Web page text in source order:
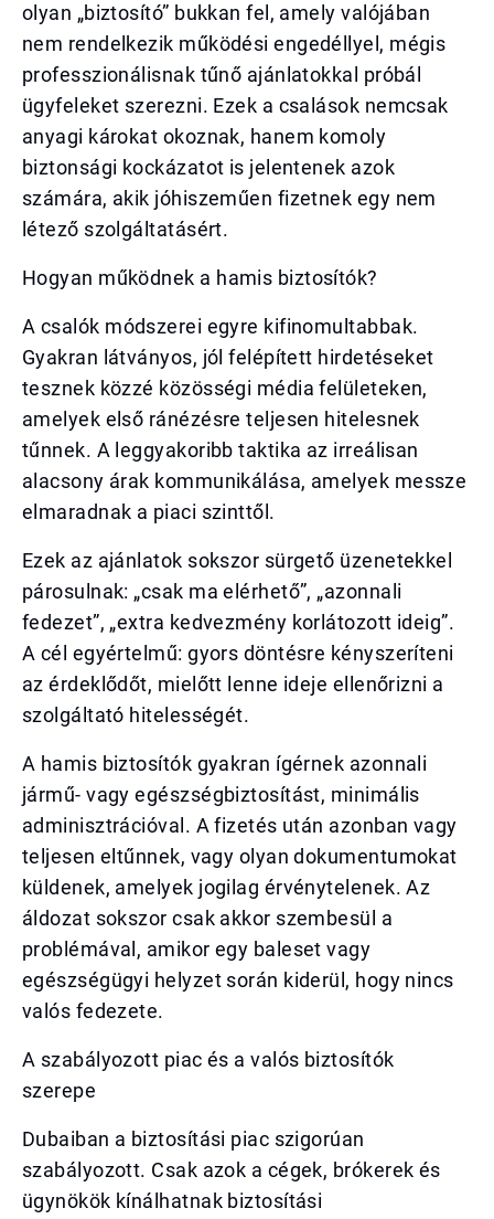
olyan „biztosító” bukkan fel, amely valójában
nem rendelkezik működési engedéllyel, mégis
professzionálisnak tűnő ajánlatokkal próbál
ügyfeleket szerezni. Ezek a csalások nemcsak
anyagi károkat okoznak, hanem komoly
biztonsági kockázatot is jelentenek azok
számára, akik jóhiszeműen fizetnek egy nem
létező szolgáltatásért.
Hogyan működnek a hamis biztosítók?
A csalók módszerei egyre kifinomultabbak.
Gyakran látványos, jól felépített hirdetéseket
tesznek közzé közösségi média felületeken,
amelyek első ránézésre teljesen hitelesnek
tűnnek. A leggyakoribb taktika az irreálisan
alacsony árak kommunikálása, amelyek messze
elmaradnak a piaci szinttől.
Ezek az ajánlatok sokszor sürgető üzenetekkel
párosulnak: „csak ma elérhető”, „azonnali
fedezet”, „extra kedvezmény korlátozott ideig”.
A cél egyértelmű: gyors döntésre kényszeríteni
az érdeklődőt, mielőtt lenne ideje ellenőrizni a
szolgáltató hitelességét.
A hamis biztosítók gyakran ígérnek azonnali
jármű- vagy egészségbiztosítást, minimális
adminisztrációval. A fizetés után azonban vagy
teljesen eltűnnek, vagy olyan dokumentumokat
küldenek, amelyek jogilag érvénytelenek. Az
áldozat sokszor csak akkor szembesül a
problémával, amikor egy baleset vagy
egészségügyi helyzet során kiderül, hogy nincs
valós fedezete.
A szabályozott piac és a valós biztosítók
szerepe
Dubaiban a biztosítási piac szigorúan
szabályozott. Csak azok a cégek, brókerek és
ügynökök kínálhatnak biztosítási